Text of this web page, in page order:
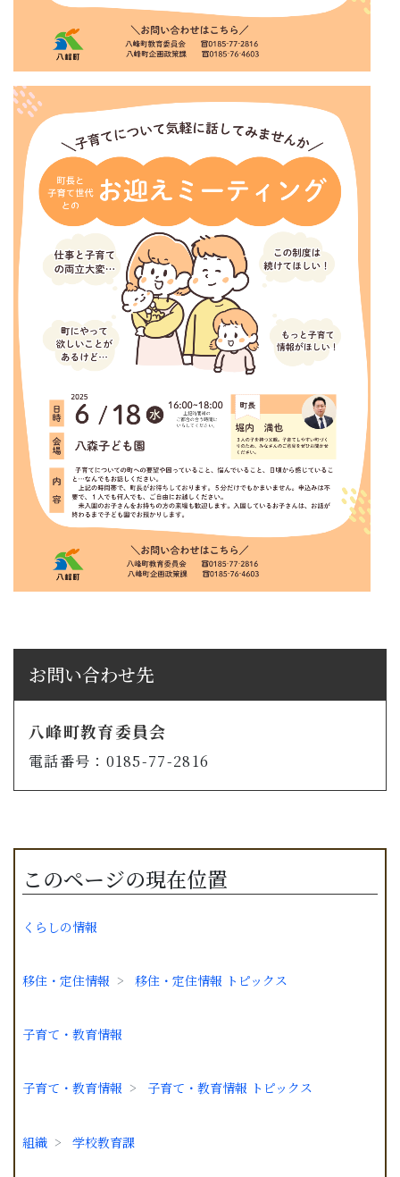
お問い合わせ先
八峰町教育委員会
電話番号：0185-77-2816
このページの現在位置
くらしの情報
移住・定住情報 移住・定住情報 トピックス
子育て・教育情報
子育て・教育情報 子育て・教育情報 トピックス
組織 学校教育課